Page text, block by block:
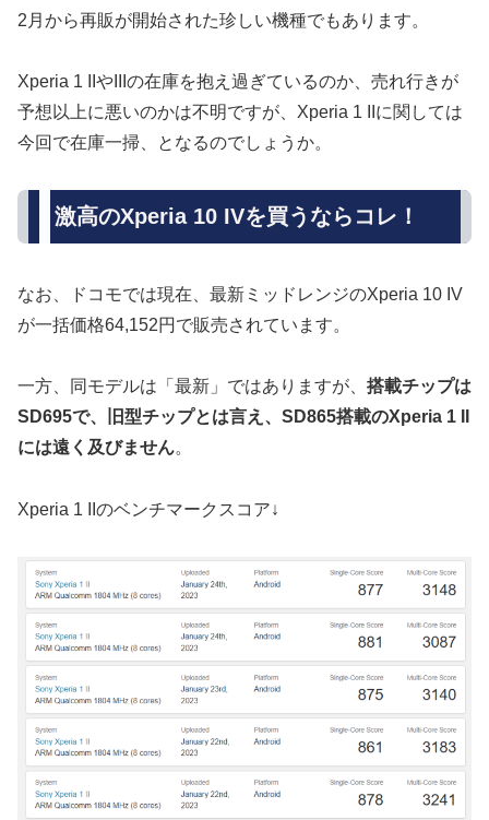
2月から再販が開始された珍しい機種でもあります。
Xperia 1 IIやIIIの在庫を抱え過ぎているのか、売れ行きが
予想以上に悪いのかは不明ですが、Xperia 1 IIに関しては
今回で在庫一掃、となるのでしょうか。
激高のXperia 10 IVを買うならコレ！
なお、ドコモでは現在、最新ミッドレンジのXperia 10 IV
が一括価格64,152円で販売されています。
一方、同モデルは「最新」ではありますが、 搭載チップは
SD695で、旧型チップとは言え、SD865搭載のXperia 1 II
には遠く及びません。
Xperia 1 IIのベンチマークスコア↓